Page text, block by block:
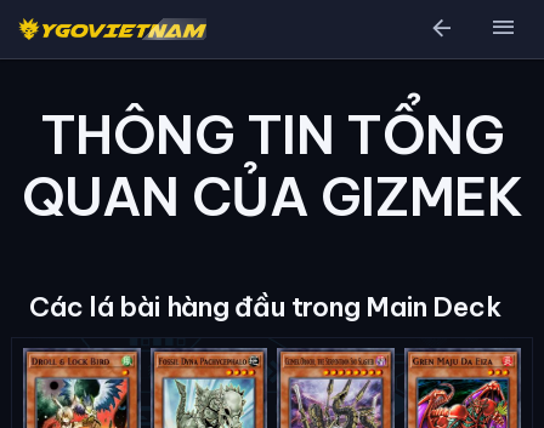
arrow_back menu
THÔNG TIN TỔNG
QUAN CỦA GIZMEK
Các lá bài hàng đầu trong Main Deck